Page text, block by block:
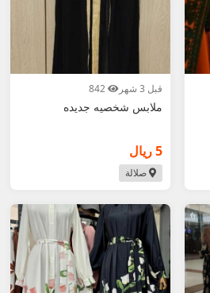
قبل 3 شهر
ملابس شخصيه جديده
5 ريال
صلالة